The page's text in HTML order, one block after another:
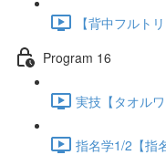
【背中フルト
Program 16
実技【タオル
指名学1/2【指